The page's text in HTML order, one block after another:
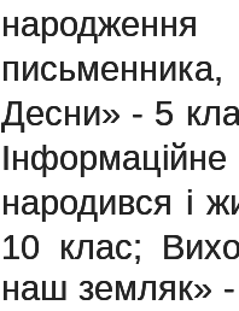
народження
Десни» - 5
народився і
10 клас;
наш земляк»